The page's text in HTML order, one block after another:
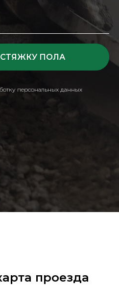
СТЯЖКУ ПОЛА
персональных данных
проезда